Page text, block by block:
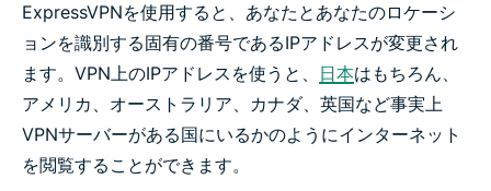
ExpressVPNを使用すると、あなたとあなたのロケーシ
ョンを識別する固有の番号であるIPアドレスが変更され
ます。VPN上のIPアドレスを使うと、 日本はもちろん、
アメリカ、オーストラリア、カナダ、英国など事実上
VPNサーバーがある国にいるかのようにインターネット
を閲覧することができます。